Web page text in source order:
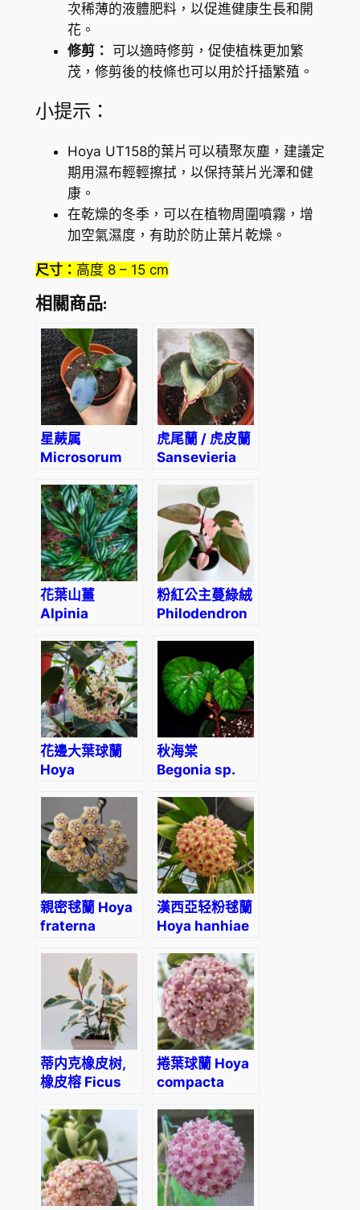
次稀薄的液體肥料，以促進健康生長和開
花。
修剪： 可以適時修剪，促使植株更加繁
茂，修剪後的枝條也可以用於扦插繁殖。
小提示：
Hoya UT158的葉片可以積聚灰塵，建議定
期用濕布輕輕擦拭，以保持葉片光澤和健
康。
在乾燥的冬季，可以在植物周圍噴霧，增
加空氣濕度，有助於防止葉片乾燥。
尺寸： 高度 8 – 15 cm
相關商品:
星蕨属
Microsorum
虎尾蘭 / 虎皮蘭
Sansevieria
Dwarf Plant
花葉山薑
Alpinia
粉紅公主蔓綠絨
Philodendron
花邊大葉球蘭
Hoya
variegated
秋海棠
Begonia sp.
親密毬蘭 Hoya
fraterna
漢西亞轻粉毬蘭
Hoya hanhiae
蒂内克橡皮树,
橡皮榕 Ficus
‘Tineke’
捲葉球蘭 Hoya
compacta